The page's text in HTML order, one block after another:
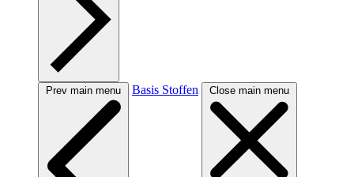
Prev main menu Basis Stoffen Close main menu